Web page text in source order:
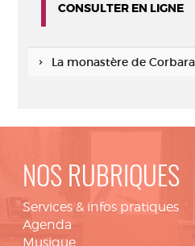
CONSULTER EN LIGNE
La monastère de Corbara
NOS RUBRIQUES
Services & infos pratiques
Agenda
Musique